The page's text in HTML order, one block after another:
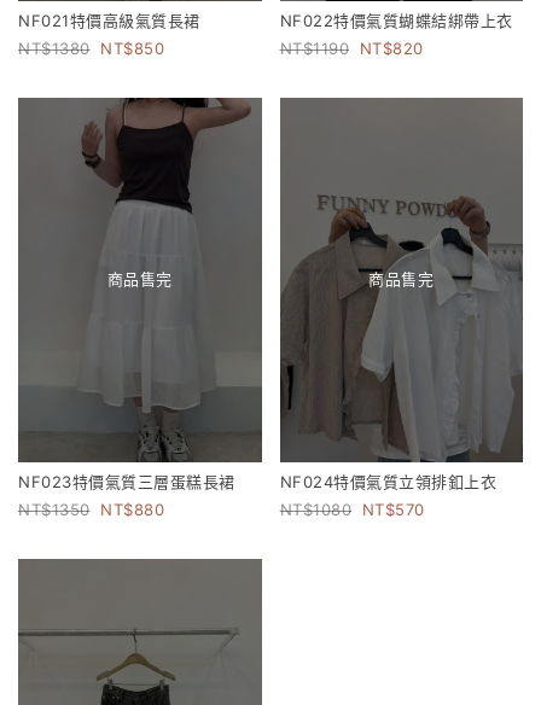
NF021特價高級氣質長裙
1380
850
NF022特價氣質蝴蝶結綁帶上衣
1190
820
商品售完
NF023特價氣質三層蛋糕長裙
1350
880
商品售完
NF024特價氣質立領排釦上衣
1080
570